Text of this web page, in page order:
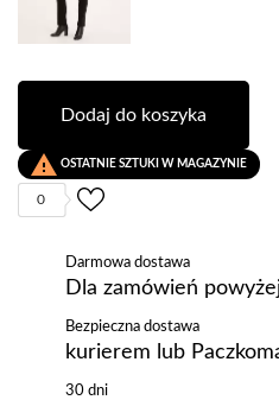
Dodaj do koszyka
 OSTATNIE SZTUKI W MAGAZYNIE
0
Darmowa dostawa
Dla zamówień
Bezpieczna dostawa
kurierem lub
30 dni